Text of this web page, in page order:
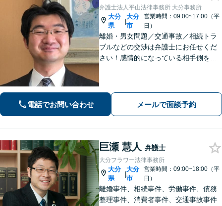
弁護士法人平山法律事務所 大分事務所
大分
県
|
大分
市
営業時間：09:00~17:00（平
日）
離婚・男女問題／交通事故／相続トラ
ブルなどの交渉は弁護士にお任せくだ
さい！感情的になっている相手側を冷
ヒアリングします。
電話でお問い合わせ メールで面談予約
巨瀬 慧人 弁護士
大分フラワー法律事務所
大分
県
|
大分
市
営業時間：09:00~18:00（平
日）
離婚事件、相続事件、労働事件、債務
整理事件、消費者事件、交通事故事件